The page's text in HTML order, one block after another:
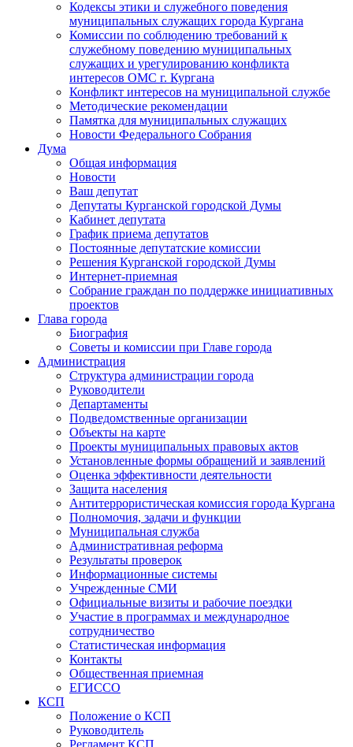
Кодексы этики и служебного поведения
муниципальных служащих города Кургана
Комиссии по соблюдению требований к
служебному поведению муниципальных
служащих и урегулированию конфликта
интересов ОМС г. Кургана
Конфликт интересов на муниципальной службе
Методические рекомендации
Памятка для муниципальных служащих
Новости Федерального Cобрания
Дума
Общая информация
Новости
Ваш депутат
Депутаты Курганской городской Думы
Кабинет депутата
График приема депутатов
Постоянные депутатские комиссии
Решения Курганской городской Думы
Интернет-приемная
Собрание граждан по поддержке инициативных
проектов
Глава города
Биография
Советы и комиссии при Главе города
Администрация
Структура администрации города
Руководители
Департаменты
Подведомственные организации
Объекты на карте
Проекты муниципальных правовых актов
Установленные формы обращений и заявлений
Оценка эффективности деятельности
Защита населения
Антитеррористическая комиссия города Кургана
Полномочия, задачи и функции
Муниципальная служба
Административная реформа
Результаты проверок
Информационные системы
Учрежденные СМИ
Официальные визиты и рабочие поездки
Участие в программах и международное
сотрудничество
Статистическая информация
Контакты
Общественная приемная
ЕГИССО
КСП
Положение о КСП
Руководитель
Регламент КСП